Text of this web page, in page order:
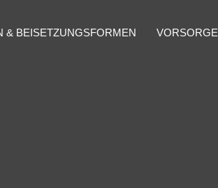
& BEISETZUNGSFORMEN VORSORGE